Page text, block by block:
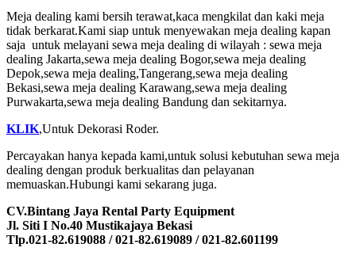
Meja dealing kami bersih terawat,kaca mengkilat dan kaki meja
tidak berkarat.Kami siap untuk menyewakan meja dealing kapan
saja untuk melayani sewa meja dealing di wilayah : sewa meja
dealing Jakarta,sewa meja dealing Bogor,sewa meja dealing
Depok,sewa meja dealing,Tangerang,sewa meja dealing
Bekasi,sewa meja dealing Karawang,sewa meja dealing
Purwakarta,sewa meja dealing Bandung dan sekitarnya.
KLIK,Untuk Dekorasi Roder.
Percayakan hanya kepada kami,untuk solusi kebutuhan sewa meja
dealing dengan produk berkualitas dan pelayanan
memuaskan.Hubungi kami sekarang juga.
CV.Bintang Jaya Rental Party Equipment
Jl. Siti I No.40 Mustikajaya Bekasi
Tlp.021-82.619088 / 021-82.619089 / 021-82.601199